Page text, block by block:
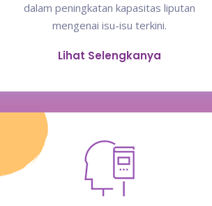
dalam peningkatan kapasitas liputan
mengenai isu-isu terkini.
Lihat Selengkanya